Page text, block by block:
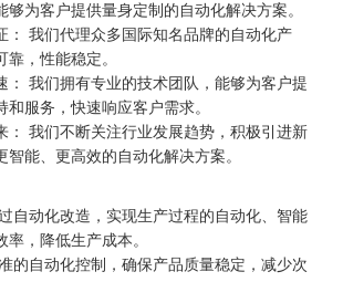
够为客户提供量身定制的自动化解决方案。
： 我们代理众多国际知名品牌的自动化产
，性能稳定。
： 我们拥有专业的技术团队，能够为客户提
服务，快速响应客户需求。
： 我们不断关注行业发展趋势，积极引进新
能、更高效的自动化解决方案。
自动化改造，实现生产过程的自动化、智能
，降低生产成本。
的自动化控制，确保产品质量稳定，减少次